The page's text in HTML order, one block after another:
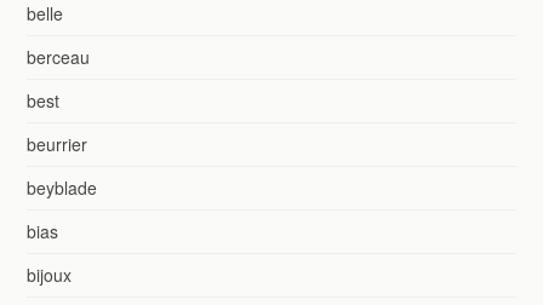
belle
berceau
best
beurrier
beyblade
bias
bijoux